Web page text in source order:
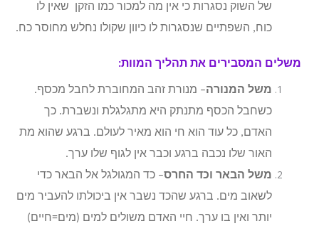
של השוק נסגרות כי אין מה למכור כמו הזקן שאין לו
כוח, השפתיים שנסגרות לו כיוון שקולו נחלש מחוסר כח.
משלים המסבירים את תהליך המוות:
משל המנורה– מנורת זהב המחוברת לחבל מכסף.
כשחבל הכסף מתנתק היא מתגלגלת ונשברת. כך
האדם, כל עוד הוא חי הוא מאיר לעולם. ברגע שהוא מת
האור שלו נכבה ברגע וכבר אין לגוף שלו ערך.
משל הבאר וכד החרס– כד המגולגל אל הבאר כדי
לשאוב מים. ברגע שהכד נשבר אין ביכולתו להעביר מים
יותר ואין בו ערך. חיי האדם משולים למים (מים=חיים)